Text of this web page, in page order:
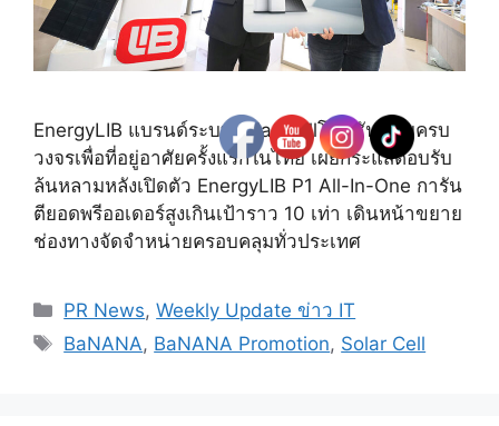
EnergyLIB แบรนด์ระบบSolar Cellโซลูชันแบบครบ
วงจรเพื่อที่อยู่อาศัยครั้งแรกในไทย เผยกระแสตอบรับ
ล้นหลามหลังเปิดตัว EnergyLIB P1 All-In-One การัน
ตียอดพรีออเดอร์สูงเกินเป้าราว 10 เท่า เดินหน้าขยาย
ช่องทางจัดจำหน่ายครอบคลุมทั่วประเทศ
Categories
PR News,Weekly Update ข่าว IT
Tags
BaNANA, BaNANA Promotion, Solar Cell